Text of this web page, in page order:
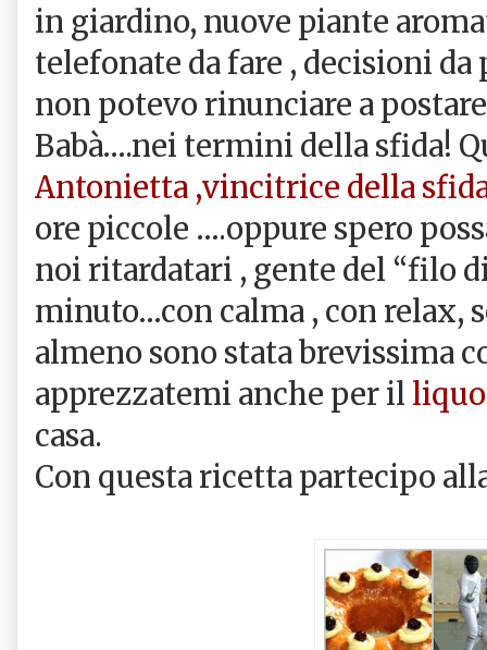
in giardino, nuove piante
telefonate da fare , decisioni
non potevo rinunciare a
Babà….nei termini della sfida!
Antonietta ,vincitrice della
ore piccole ….oppure spero
noi ritardatari , gente del “filo
minuto…con calma , con relax,
almeno sono stata brevissima
apprezzatemi anche per il
casa.
Con questa ricetta partecipo